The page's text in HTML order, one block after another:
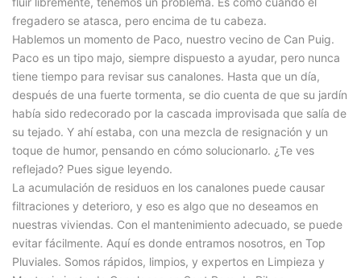
fregadero se atasca, pero encima de tu cabeza.
Hablemos un momento de Paco, nuestro vecino de Can Puig.
Paco es un tipo majo, siempre dispuesto a ayudar, pero nunca
tiene tiempo para revisar sus canalones. Hasta que un día,
después de una fuerte tormenta, se dio cuenta de que su jardín
había sido redecorado por la cascada improvisada que salía de
su tejado. Y ahí estaba, con una mezcla de resignación y un
toque de humor, pensando en cómo solucionarlo. ¿Te ves
reflejado? Pues sigue leyendo.
La acumulación de residuos en los canalones puede causar
filtraciones y deterioro, y eso es algo que no deseamos en
nuestras viviendas. Con el mantenimiento adecuado, se puede
evitar fácilmente. Aquí es donde entramos nosotros, en Top
Pluviales. Somos rápidos, limpios, y expertos en Limpieza y